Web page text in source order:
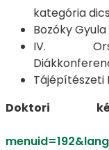
kategória
Bozóky
IV.
Tájépítészeti
Doktori